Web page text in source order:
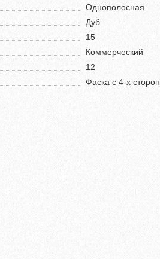
Однополосная
Дуб
15
Коммерческий
12
Фаска с 4-х сторон